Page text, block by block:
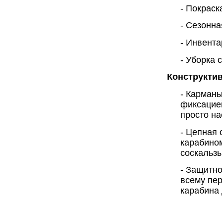
-
-
-
- Уборка
-
просто
- Цепная
-
всему